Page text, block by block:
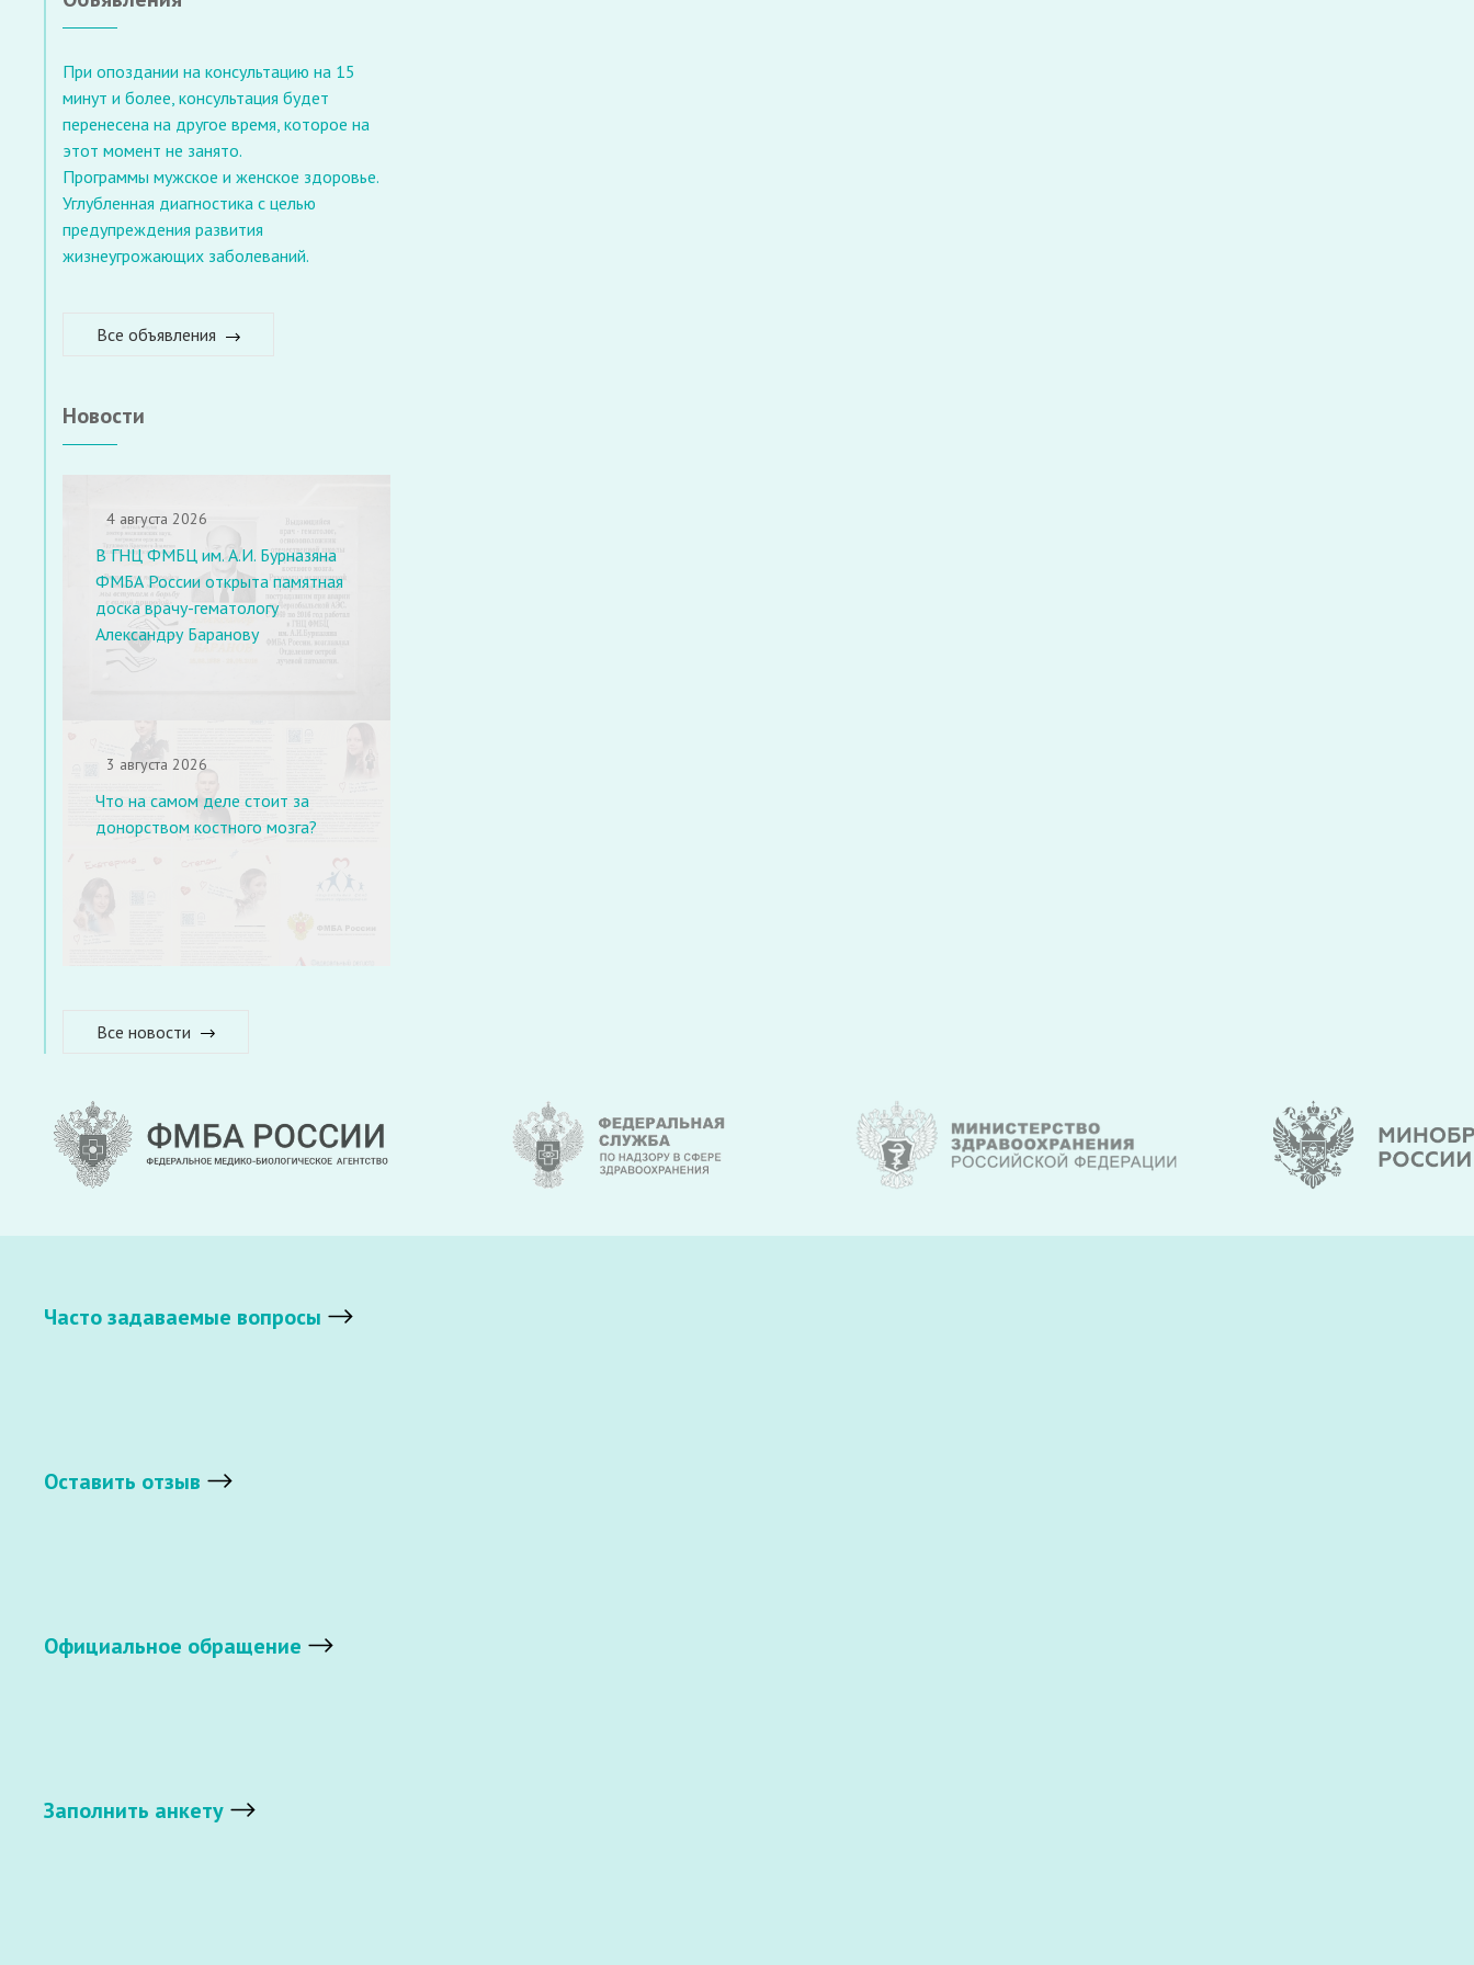
При опоздании на консультацию на 15
минут и более, консультация будет
перенесена на другое время, которое на
этот момент не занято.
Программы мужское и женское здоровье.
Углубленная диагностика с целью
предупреждения развития
жизнеугрожающих заболеваний.
Все объявления
Новости
4 августа 2026
В ГНЦ ФМБЦ им. А.И. Бурназяна
ФМБА России открыта памятная
доска врачу-гематологу
Александру Баранову
3 августа 2026
Что на самом деле стоит за
донорством костного мозга?
Все новости
Часто задаваемые вопросы
Оставить отзыв
Официальное обращение
Заполнить анкету